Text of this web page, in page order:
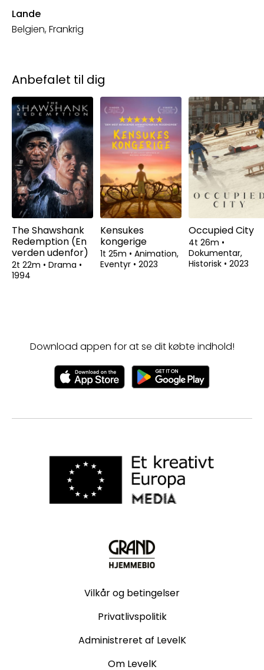
Lande
Belgien, Frankrig
Anbefalet til dig
The Shawshank
Redemption (En
verden udenfor)
2t 22m • Drama •
1994
Kensukes
kongerige
1t 25m • Animation,
Eventyr • 2023
Occupied City
4t 26m •
Dokumentar,
Historisk • 2023
Download appen for at se dit købte indhold!
Vilkår og betingelser
Privatlivspolitik
Administreret af LevelK
Om LevelK